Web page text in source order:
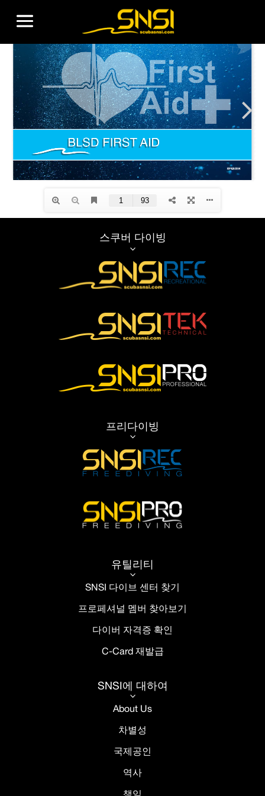
스쿠버 다이빙
3
프리다이빙
3
유틸리티
3
SNSI 다이브 센터 찾기
프로페셔널 멤버 찾아보기
다이버 자격증 확인
C-Card 재발급
SNSI에 대하여
3
About Us
차별성
국제공인
역사
책임